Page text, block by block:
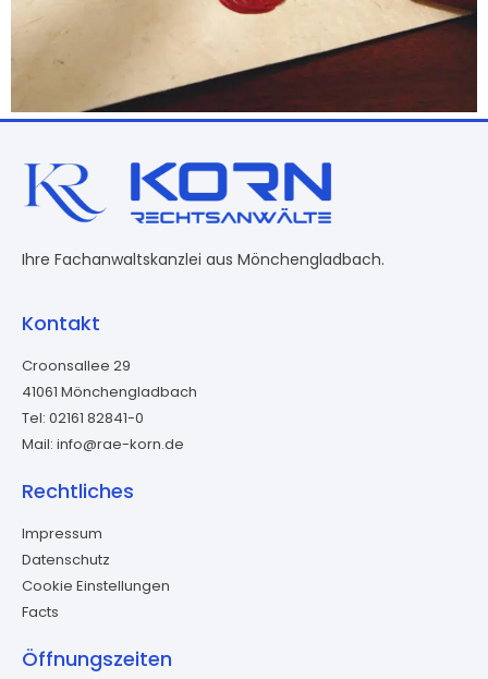
Ihre Fachanwaltskanzlei aus Mönchengladbach.
Kontakt
Croonsallee 29
41061 Mönchengladbach
Tel: 02161 82841-0
Mail: info@rae-korn.de
Rechtliches
Impressum
Datenschutz
Cookie Einstellungen
Facts
Öffnungszeiten